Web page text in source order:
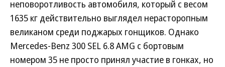
неповоротливость автомобиля, который с весом
1635 кг действительно выглядел нерасторопным
великаном среди поджарых гонщиков. Однако
Mercedes-Benz 300 SEL 6.8 AMG с бортовым
номером 35 не просто принял участие в гонках, но